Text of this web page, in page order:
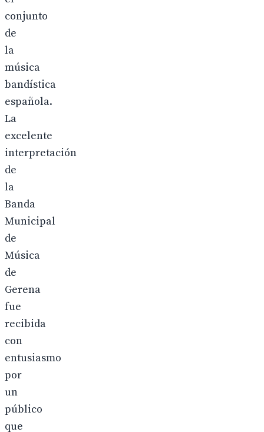
conjunto
de
la
música
bandística
española.
La
excelente
interpretación
de
la
Banda
Municipal
de
Música
de
Gerena
fue
recibida
con
entusiasmo
por
un
público
que